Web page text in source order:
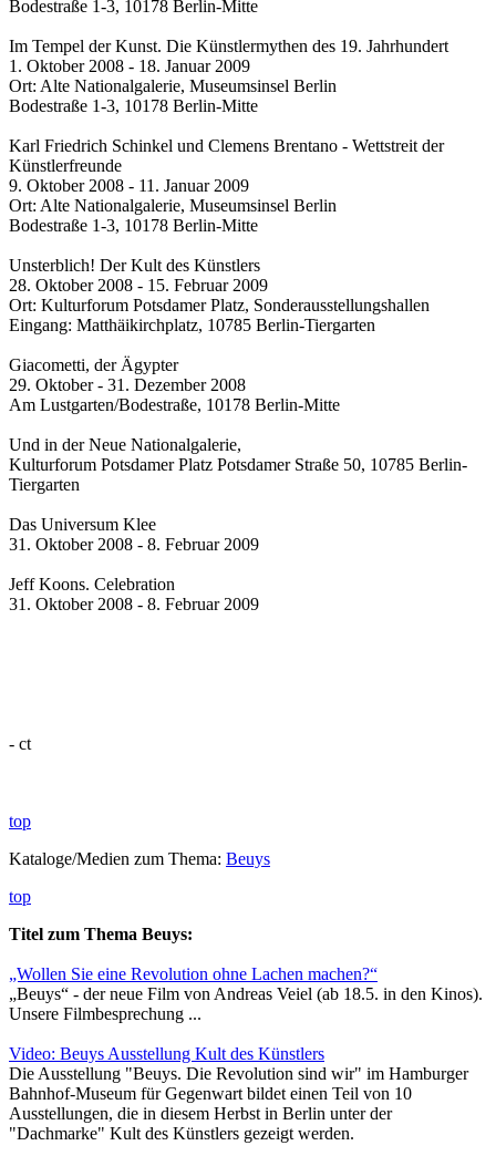
Bodestraße 1-3, 10178 Berlin-Mitte
Im Tempel der Kunst. Die Künstlermythen des 19. Jahrhundert
1. Oktober 2008 - 18. Januar 2009
Ort: Alte Nationalgalerie, Museumsinsel Berlin
Bodestraße 1-3, 10178 Berlin-Mitte
Karl Friedrich Schinkel und Clemens Brentano - Wettstreit der
Künstlerfreunde
9. Oktober 2008 - 11. Januar 2009
Ort: Alte Nationalgalerie, Museumsinsel Berlin
Bodestraße 1-3, 10178 Berlin-Mitte
Unsterblich! Der Kult des Künstlers
28. Oktober 2008 - 15. Februar 2009
Ort: Kulturforum Potsdamer Platz, Sonderausstellungshallen
Eingang: Matthäikirchplatz, 10785 Berlin-Tiergarten
Giacometti, der Ägypter
29. Oktober - 31. Dezember 2008
Am Lustgarten/Bodestraße, 10178 Berlin-Mitte
Und in der Neue Nationalgalerie,
Kulturforum Potsdamer Platz Potsdamer Straße 50, 10785 Berlin-
Tiergarten
Das Universum Klee
31. Oktober 2008 - 8. Februar 2009
Jeff Koons. Celebration
31. Oktober 2008 - 8. Februar 2009
- ct
top
Kataloge/Medien zum Thema: Beuys
top
Titel zum Thema Beuys:
„Wollen Sie eine Revolution ohne Lachen machen?“
„Beuys“ - der neue Film von Andreas Veiel (ab 18.5. in den Kinos).
Unsere Filmbesprechung ...
Video: Beuys Ausstellung Kult des Künstlers
Die Ausstellung "Beuys. Die Revolution sind wir" im Hamburger
Bahnhof-Museum für Gegenwart bildet einen Teil von 10
Ausstellungen, die in diesem Herbst in Berlin unter der
"Dachmarke" Kult des Künstlers gezeigt werden.